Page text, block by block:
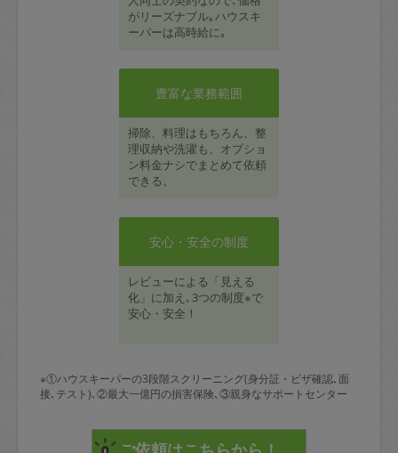
がリーズナブル｡ハウスキ
ーパーは高時給に｡
豊富な業務範囲
掃除、料理はもちろん、整
理収納や洗濯も、オプショ
ン料金ナシでまとめて依頼
できる。
安心・安全の制度
レビューによる「見える
化」に加え､3つの制度※で
安心・安全！
※①ハウスキーパーの3段階スクリーニング(身分証・ビザ確認､面
接､テスト)､②最大一億円の損害保険､③親身なサポートセンター